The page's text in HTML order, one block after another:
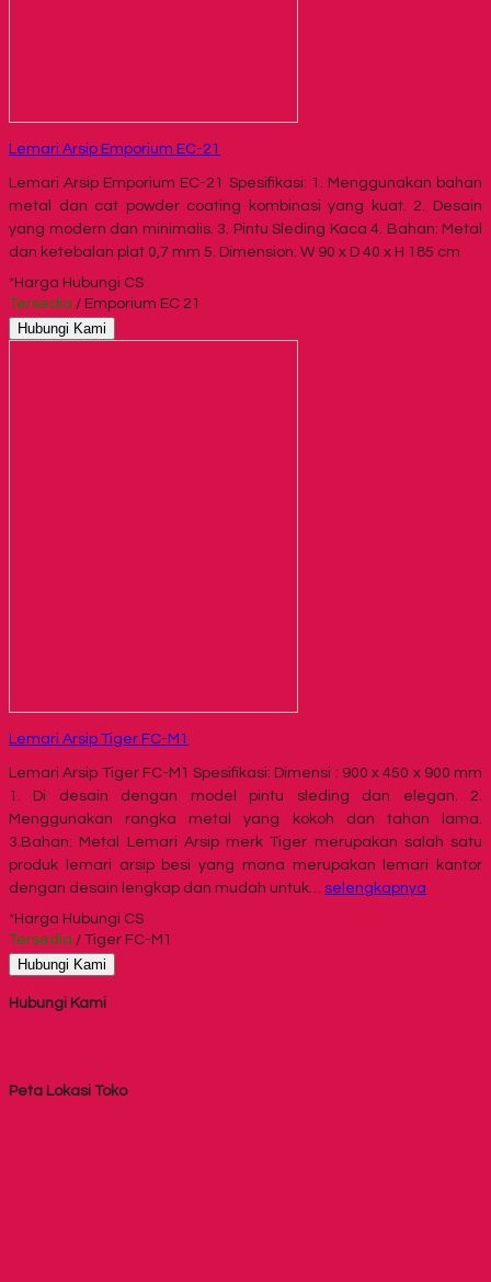
Lemari Arsip Emporium EC-21
Lemari Arsip Emporium EC-21 Spesifikasi: 1. Menggunakan bahan
metal dan cat powder coating kombinasi yang kuat. 2. Desain
yang modern dan minimalis. 3. Pintu Sleding Kaca 4. Bahan: Metal
dan ketebalan plat 0,7 mm 5. Dimension: W 90 x D 40 x H 185 cm
*Harga Hubungi CS
Tersedia / Emporium EC 21
Hubungi Kami
Lemari Arsip Tiger FC-M1
Lemari Arsip Tiger FC-M1 Spesifikasi: Dimensi : 900 x 450 x 900 mm
1. Di desain dengan model pintu sleding dan elegan. 2.
Menggunakan rangka metal yang kokoh dan tahan lama.
3.Bahan: Metal Lemari Arsip merk Tiger merupakan salah satu
produk lemari arsip besi yang mana merupakan lemari kantor
dengan desain lengkap dan mudah untuk… selengkapnya
*Harga Hubungi CS
Tersedia / Tiger FC-M1
Hubungi Kami
Hubungi Kami
Peta Lokasi Toko